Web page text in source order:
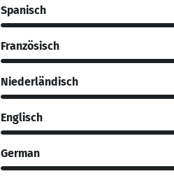
Spanisch
Französisch
Niederländisch
Englisch
German